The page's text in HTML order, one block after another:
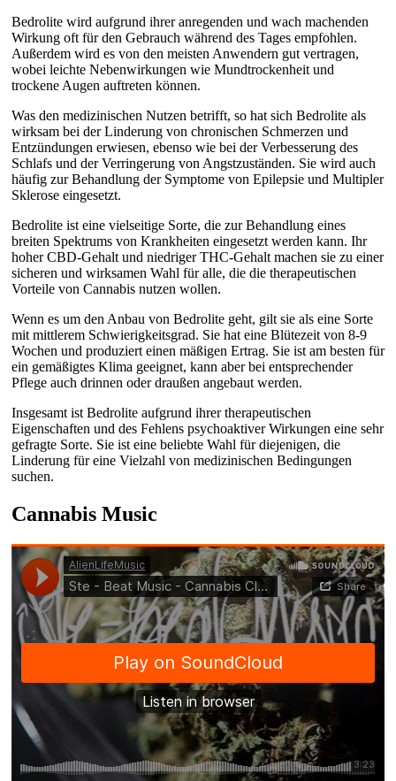
Bedrolite wird aufgrund ihrer anregenden und wach machenden
Wirkung oft für den Gebrauch während des Tages empfohlen.
Außerdem wird es von den meisten Anwendern gut vertragen,
wobei leichte Nebenwirkungen wie Mundtrockenheit und
trockene Augen auftreten können.
Was den medizinischen Nutzen betrifft, so hat sich Bedrolite als
wirksam bei der Linderung von chronischen Schmerzen und
Entzündungen erwiesen, ebenso wie bei der Verbesserung des
Schlafs und der Verringerung von Angstzuständen. Sie wird auch
häufig zur Behandlung der Symptome von Epilepsie und Multipler
Sklerose eingesetzt.
Bedrolite ist eine vielseitige Sorte, die zur Behandlung eines
breiten Spektrums von Krankheiten eingesetzt werden kann. Ihr
hoher CBD-Gehalt und niedriger THC-Gehalt machen sie zu einer
sicheren und wirksamen Wahl für alle, die die therapeutischen
Vorteile von Cannabis nutzen wollen.
Wenn es um den Anbau von Bedrolite geht, gilt sie als eine Sorte
mit mittlerem Schwierigkeitsgrad. Sie hat eine Blütezeit von 8-9
Wochen und produziert einen mäßigen Ertrag. Sie ist am besten für
ein gemäßigtes Klima geeignet, kann aber bei entsprechender
Pflege auch drinnen oder draußen angebaut werden.
Insgesamt ist Bedrolite aufgrund ihrer therapeutischen
Eigenschaften und des Fehlens psychoaktiver Wirkungen eine sehr
gefragte Sorte. Sie ist eine beliebte Wahl für diejenigen, die
Linderung für eine Vielzahl von medizinischen Bedingungen
suchen.
Cannabis Music